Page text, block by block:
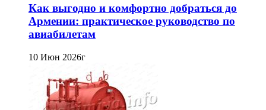
Как выгодно и комфортно добраться до
Армении: практическое руководство по
авиабилетам
10 Июн 2026г